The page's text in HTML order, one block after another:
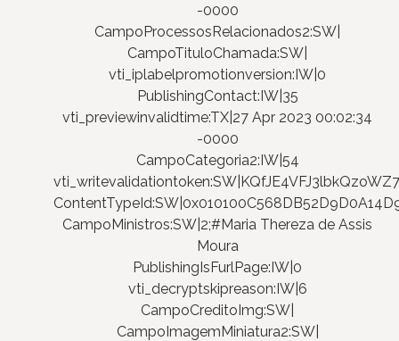
-0000
CampoProcessosRelacionados2:SW|
CampoTituloChamada:SW|
vti_iplabelpromotionversion:IW|0
PublishingContact:IW|35
vti_previewinvalidtime:TX|27 Apr 2023 00:02:34
-0000
CampoCategoria2:IW|54
CampoMinistros:SW|2;#Maria Thereza de Assis
Moura
PublishingIsFurlPage:IW|0
vti_decryptskipreason:IW|6
CampoCreditoImg:SW|
CampoImagemMiniatura2:SW|